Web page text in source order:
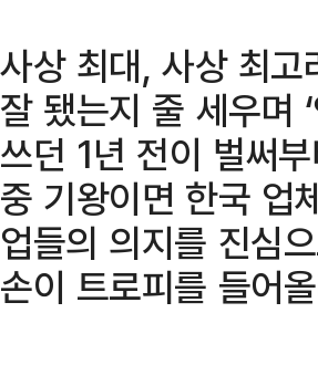
사상 최대, 사상 최
잘 됐는지 줄 세우며
쓰던 1년 전이 벌써
중 기왕이면 한국 업
업들의 의지를 진심
손이 트로피를 들어